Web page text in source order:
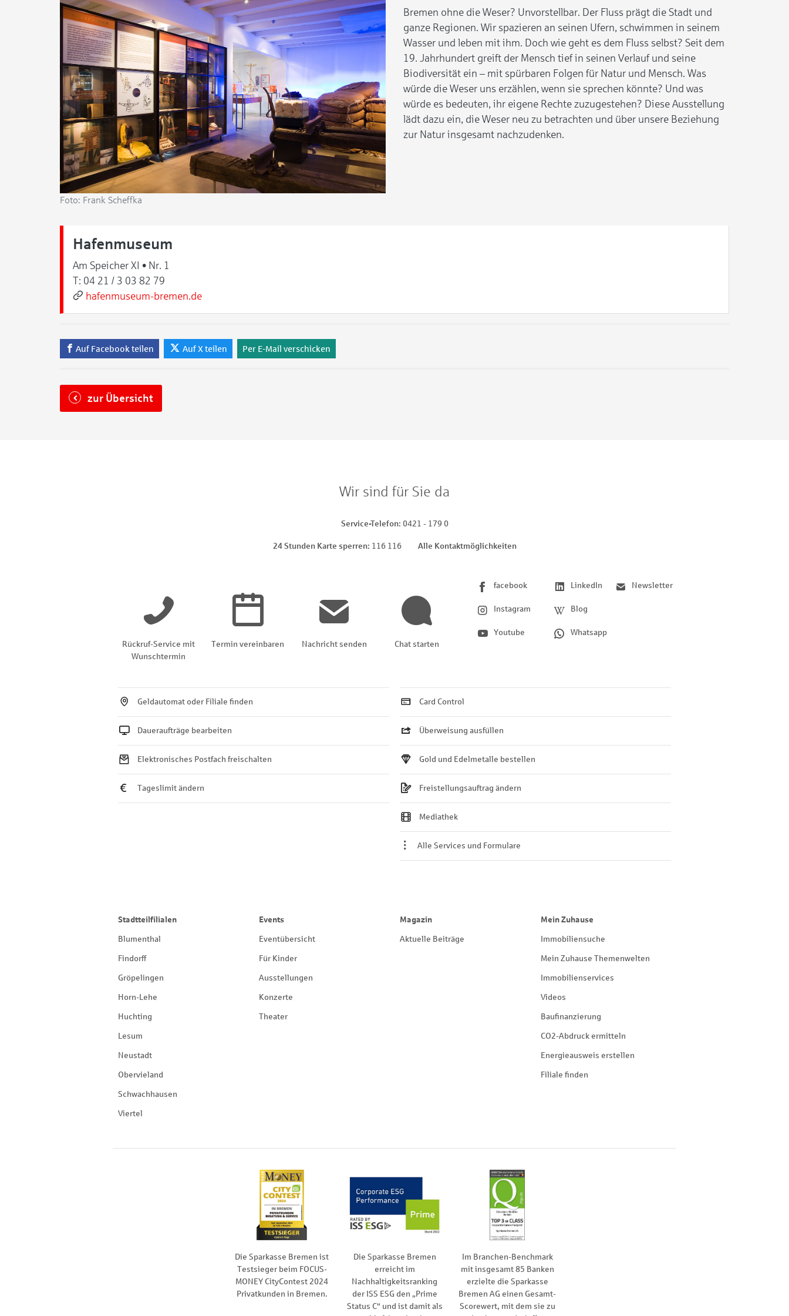
Foto: Frank Scheffka
Bremen ohne die Weser? Unvorstellbar. Der Fluss prägt die Stadt und
ganze Regionen. Wir spazieren an seinen Ufern, schwimmen in seinem
Wasser und leben mit ihm. Doch wie geht es dem Fluss selbst? Seit dem
19. Jahrhundert greift der Mensch tief in seinen Verlauf und seine
Biodiversität ein – mit spürbaren Folgen für Natur und Mensch. Was
würde die Weser uns erzählen, wenn sie sprechen könnte? Und was
würde es bedeuten, ihr eigene Rechte zuzugestehen? Diese Ausstellung
lädt dazu ein, die Weser neu zu betrachten und über unsere Beziehung
zur Natur insgesamt nachzudenken.
Hafenmuseum
Am Speicher XI • Nr. 1
T: 04 21 / 3 03 82 79
hafenmuseum-bremen.de
Auf Facebook teilen Auf X teilen Per E-Mail verschicken
zur Übersicht
Wir sind für Sie da
Service-Telefon 0421 - 179 0
24 Stunden Karte sperren 116 116 Alle Kontaktmöglichkeiten
Rückruf-Service mit
Wunschtermin
Termin vereinbaren Nachricht senden Chat starten
facebook
Instagram
Youtube
LinkedIn
Blog
Whatsapp
Newsletter
Geldautomat oder Filiale finden
Daueraufträge bearbeiten
Elektronisches Postfach freischalten
Tageslimit ändern
Card Control
Überweisung ausfüllen
Gold und Edelmetalle bestellen
Freistellungsauftrag ändern
Mediathek
Alle Services und Formulare
Stadtteilfilialen
Blumenthal
Findorff
Gröpelingen
Horn-Lehe
Huchting
Lesum
Neustadt
Obervieland
Schwachhausen
Viertel
Events
Eventübersicht
Für Kinder
Ausstellungen
Konzerte
Theater
Magazin
Aktuelle Beiträge
Mein Zuhause
Immobiliensuche
Mein Zuhause Themenwelten
Immobilienservices
Videos
Baufinanzierung
CO2-Abdruck ermitteln
Energieausweis erstellen
Filiale finden
Die Sparkasse Bremen ist
Testsieger beim FOCUS-
MONEY CityContest 2024
Privatkunden in Bremen.
Die Sparkasse Bremen
erreicht im
Nachhaltigkeitsranking
der ISS ESG den „Prime
Status C“ und ist damit als
Im Branchen-Benchmark
mit insgesamt 85 Banken
erzielte die Sparkasse
Bremen AG einen Gesamt-
Scorewert, mit dem sie zu